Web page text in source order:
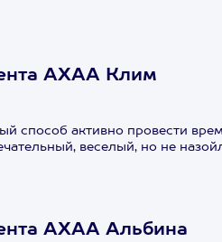
АХАА Клим
способ активно провести
веселый, но не
АХАА Альбина